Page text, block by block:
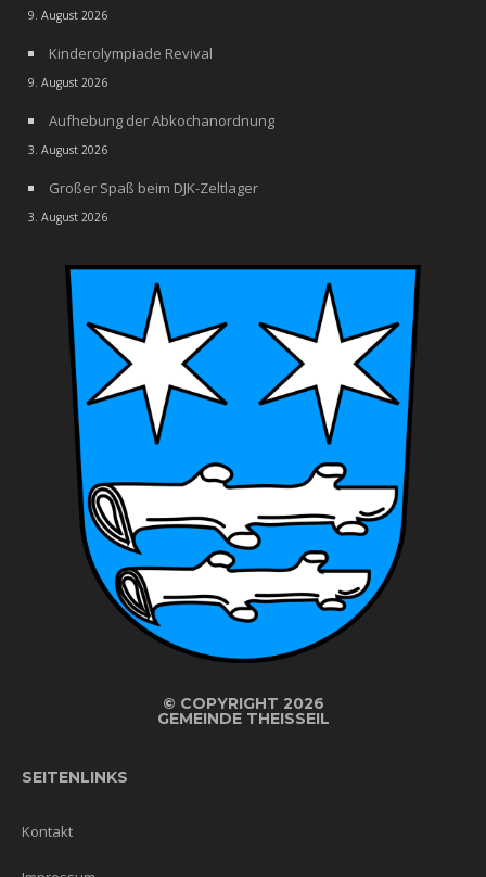
9. August 2026
Kinderolympiade Revival
9. August 2026
Aufhebung der Abkochanordnung
3. August 2026
Großer Spaß beim DJK-Zeltlager
3. August 2026
© COPYRIGHT 2026
GEMEINDE THEISSEIL
SEITENLINKS
Kontakt